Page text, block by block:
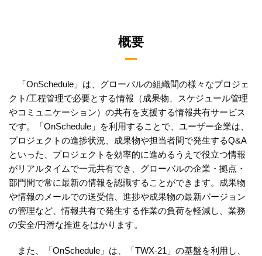
概要
「OnSchedule」は、グローバルの組織間の様々なプロジェ
クト/工程管理で必要とする情報（成果物、スケジュール管理
やコミュニケーション）の共有を支援する情報共有サービス
です。「OnSchedule」を利用することで、ユーザー企業は、
プロジェクトの進捗状況、成果物や担当者間で発生するQ&A
といった、プロジェクトを効率的に進めるうえで役立つ情報
がリアルタイムで一元共有でき、グローバルの企業・拠点・
部門間で常に最新の情報を認識することができます。成果物
や情報のメールでの送受信、進捗や成果物の最新バージョン
の管理など、情報共有で発生する作業の負荷を軽減し、業務
の安全/円滑な推進をはかります。
また、「OnSchedule」は、「TWX-21」の基盤を利用し、